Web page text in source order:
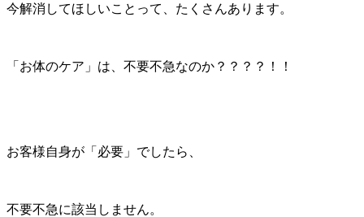
今解消してほしいことって、たくさんあります。
「お体のケア」は、不要不急なのか？？？？！！
お客様自身が「必要」でしたら、
不要不急に該当しません。